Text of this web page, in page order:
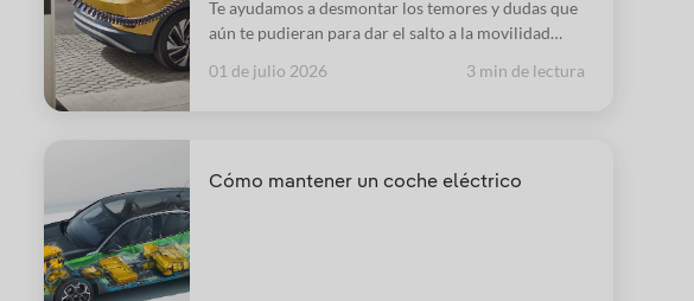
Te ayudamos a desmontar los temores y dudas que
aún te pudieran para dar el salto a la movilidad
01 de julio 2026 3 min de lectura
Cómo mantener un coche eléctrico